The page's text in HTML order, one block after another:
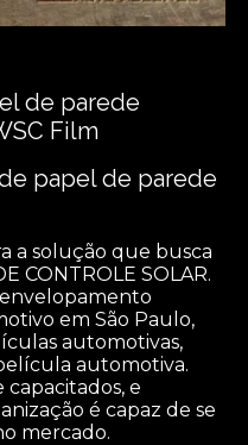
de parede
Film
papel de parede
a solução que busca
CONTROLE SOLAR.
em São Paulo,
automotivas,
automotiva.
e
é capaz de se
mercado.